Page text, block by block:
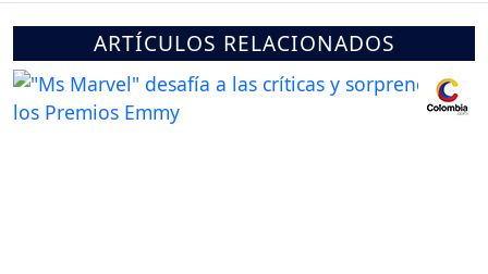
ARTÍCULOS RELACIONADOS